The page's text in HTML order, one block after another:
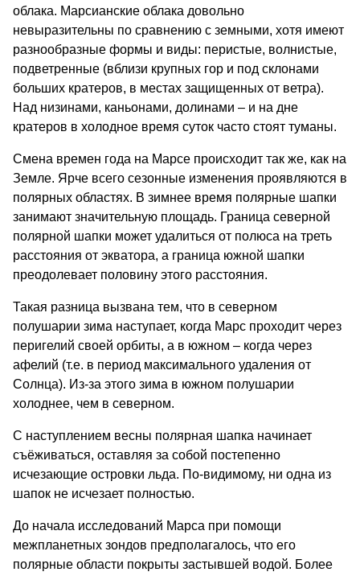
облака. Марсианские облака довольно
невыразительны по сравнению с земными, хотя имеют
разнообразные формы и виды: перистые, волнистые,
подветренные (вблизи крупных гор и под склонами
больших кратеров, в местах защищенных от ветра).
Над низинами, каньонами, долинами – и на дне
кратеров в холодное время суток часто стоят туманы.
Смена времен года на Марсе происходит так же, как на
Земле. Ярче всего сезонные изменения проявляются в
полярных областях. В зимнее время полярные шапки
занимают значительную площадь. Граница северной
полярной шапки может удалиться от полюса на треть
расстояния от экватора, а граница южной шапки
преодолевает половину этого расстояния.
Такая разница вызвана тем, что в северном
полушарии зима наступает, когда Марс проходит через
перигелий своей орбиты, а в южном – когда через
афелий (т.е. в период максимального удаления от
Солнца). Из-за этого зима в южном полушарии
холоднее, чем в северном.
С наступлением весны полярная шапка начинает
съёживаться, оставляя за собой постепенно
исчезающие островки льда. По-видимому, ни одна из
шапок не исчезает полностью.
До начала исследований Марса при помощи
межпланетных зондов предполагалось, что его
полярные области покрыты застывшей водой. Более